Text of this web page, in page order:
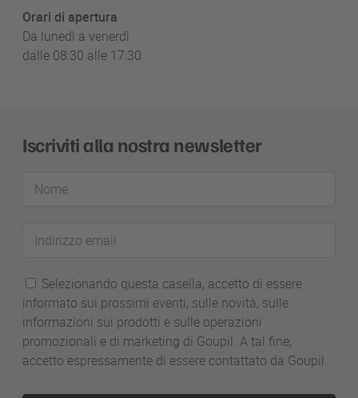
Orari di apertura
Da lunedì a venerdì
dalle 08:30 alle 17:30
Iscriviti alla nostra newsletter
Nome
Indirizzo
email
Selezionando questa casella, accetto di essere
informato sui prossimi eventi, sulle novità, sulle
informazioni sui prodotti e sulle operazioni
promozionali e di marketing di Goupil. A tal fine,
accetto espressamente di essere contattato da Goupil.